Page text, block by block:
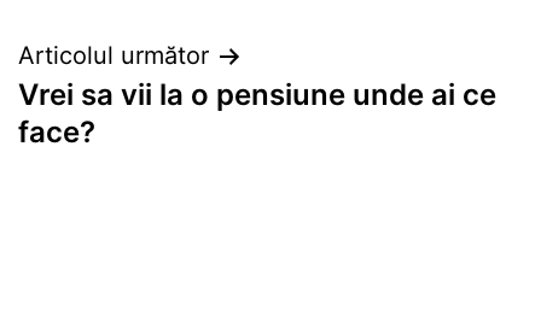
Articolul următor
Vrei sa vii la o pensiune unde ai ce
face?